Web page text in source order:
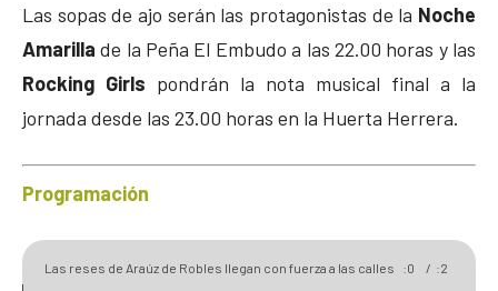
Las sopas de ajo serán las protagonistas de la Noche
Amarilla de la Peña El Embudo a las 22.00 horas y las
Rocking Girls pondrán la nota musical final a la
jornada desde las 23.00 horas en la Huerta Herrera.
Programación
Las reses de Araúz de Robles llegan con fuerza a las calles :0 / :2